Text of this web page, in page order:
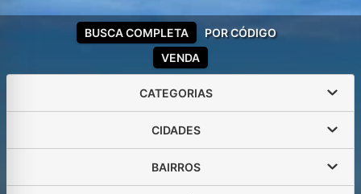
VENDA
BUSCA COMPLETA POR CÓDIGO
CATEGORIAS
CIDADES
BAIRROS